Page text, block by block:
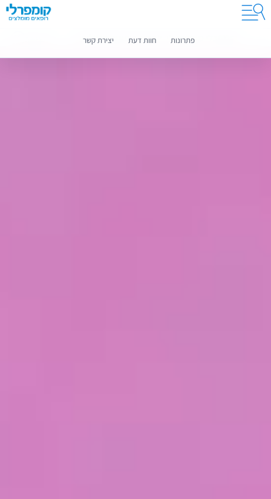
קומפרלי מסייעת לך לבחור רופאים מומלצים
פתרונות חוות דעת יצירת קשר